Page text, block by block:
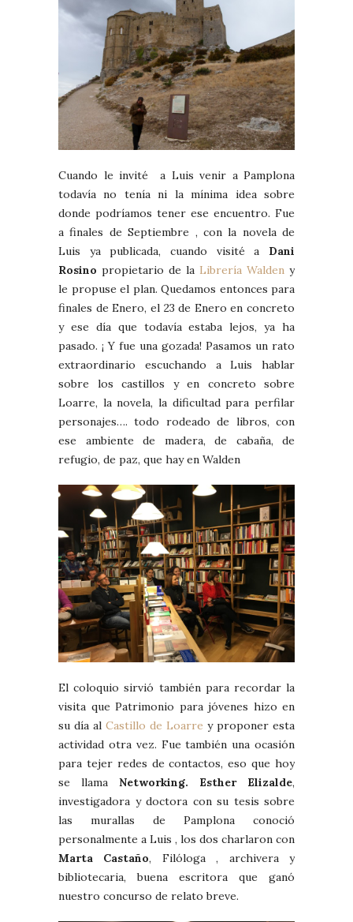
Cuando le invité a Luis venir a Pamplona
todavía no tenía ni la mínima idea sobre
donde podríamos tener ese encuentro. Fue
a finales de Septiembre , con la novela de
Luis ya publicada, cuando visité a Dani
Rosino propietario de la Librería Walden y
le propuse el plan. Quedamos entonces para
finales de Enero, el 23 de Enero en concreto
y ese día que todavía estaba lejos, ya ha
pasado. ¡ Y fue una gozada! Pasamos un rato
extraordinario escuchando a Luis hablar
sobre los castillos y en concreto sobre
Loarre, la novela, la dificultad para perfilar
personajes…. todo rodeado de libros, con
ese ambiente de madera, de cabaña, de
refugio, de paz, que hay en Walden
El coloquio sirvió también para recordar la
visita que Patrimonio para jóvenes hizo en
su día al Castillo de Loarre y proponer esta
actividad otra vez. Fue también una ocasión
para tejer redes de contactos, eso que hoy
se llama Networking. Esther Elizalde,
investigadora y doctora con su tesis sobre
las murallas de Pamplona conoció
personalmente a Luis , los dos charlaron con
Marta Castaño, Filóloga , archivera y
bibliotecaria, buena escritora que ganó
nuestro concurso de relato breve.